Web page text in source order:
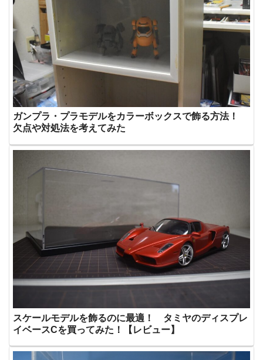
ガンプラ・プラモデルをカラーボックスで飾る方法！
欠点や対処法を考えてみた
スケールモデルを飾るのに最適！ タミヤのディスプレ
イベースCを買ってみた！【レビュー】